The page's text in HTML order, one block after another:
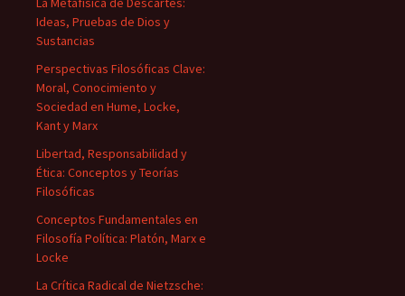
Ideas, Pruebas de Dios y
Sustancias
Perspectivas Filosóficas Clave:
Moral, Conocimiento y
Sociedad en Hume, Locke,
Kant y Marx
Libertad, Responsabilidad y
Ética: Conceptos y Teorías
Filosóficas
Conceptos Fundamentales en
Filosofía Política: Platón, Marx e
Locke
La Crítica Radical de Nietzsche: